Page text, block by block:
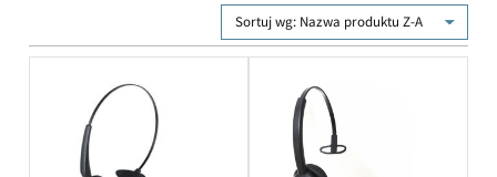
Sortuj wg: Nazwa produktu Z-A